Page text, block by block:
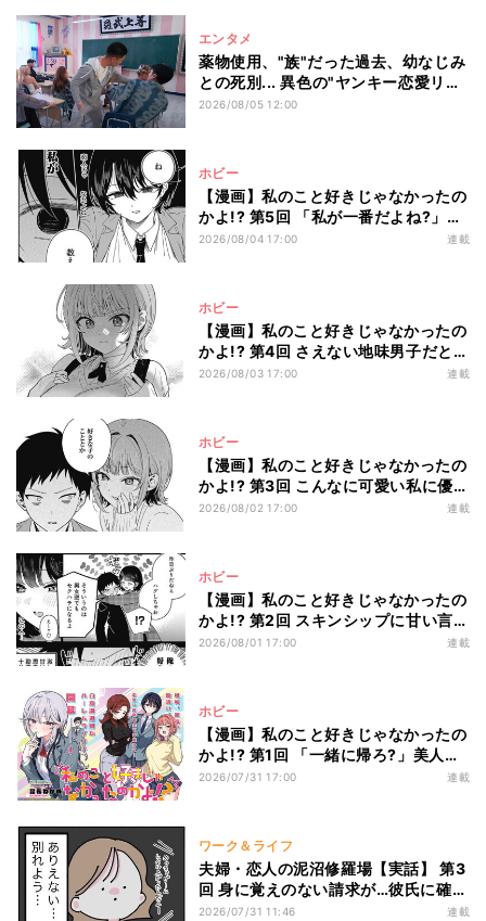
エンタメ
薬物使用、"族"だった過去、幼なじみ
との死別... 異色の"ヤンキー恋愛リア
リティショー"Netflix『ラヴ上等』シ
2026/08/05 12:00
ホビー
【漫画】私のこと好きじゃなかったの
かよ!? 第5回 「私が一番だよね?」女
子にモテまくりのクール美女が突然壁
2026/08/04 17:00 連載
ホビー
【漫画】私のこと好きじゃなかったの
かよ!? 第4回 さえない地味男子だと思
ってたのに…次から次へと現れる強敵
2026/08/03 17:00 連載
ホビー
【漫画】私のこと好きじゃなかったの
かよ!? 第3回 こんなに可愛い私に優し
くされたら好きになっちゃうよね!?
2026/08/02 17:00 連載
ホビー
【漫画】私のこと好きじゃなかったの
かよ!? 第2回 スキンシップに甘い言
葉。姉の友達に恋した中3男子の末路
2026/08/01 17:00 連載
ホビー
【漫画】私のこと好きじゃなかったの
かよ!? 第1回 「一緒に帰ろ?」美人で
可愛い女子たちが次々と俺に話しかけ
2026/07/31 17:00 連載
ワーク＆ライフ
夫婦・恋人の泥沼修羅場【実話】 第3
回 身に覚えのない請求が…彼氏に確認
すると返ってきた“まさかの一言”
2026/07/31 11:46 連載